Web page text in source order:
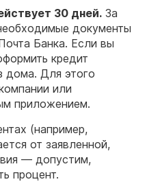
30 дней. За
документы
Банка. Если вы
кредит
дома. Для этого
или
приложением.
(например,
от заявленной,
— допустим,
процент.